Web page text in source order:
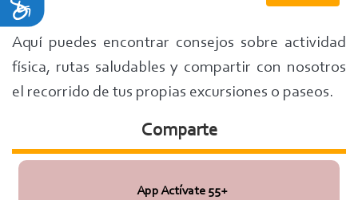
Aquí puedes encontrar consejos sobre actividad
física, rutas saludables y compartir con nosotros
el recorrido de tus propias excursiones o paseos.
Comparte
App Actívate 55+